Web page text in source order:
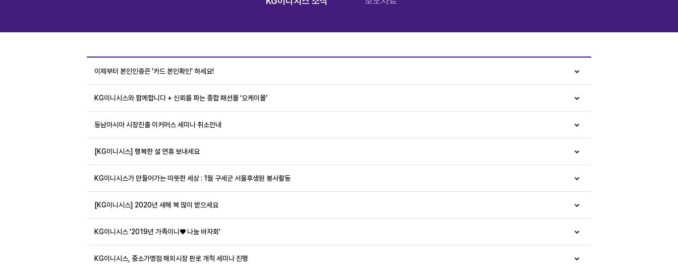
이제부터 본인인증은 '카드 본인확인' 하세요!
KG이니시스와 함께합니다 + 신뢰를 파는 종합 패션몰 ‘오케이몰’
동남아시아 시장진출 이커머스 세미나 취소안내
[KG이니시스] 행복한 설 연휴 보내세요
KG이니시스가 만들어가는 따뜻한 세상 : 1월 구세군 서울후생원 봉사활동
[KG이니시스] 2020년 새해 복 많이 받으세요
KG이니시스 '2019년 가족이니♥ 나눔 바자회'
KG이니시스, 중소가맹점 해외시장 판로 개척 세미나 진행